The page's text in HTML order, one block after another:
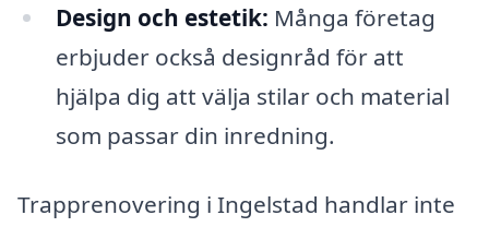
Design och estetik: Många företag
erbjuder också designråd för att
hjälpa dig att välja stilar och material
som passar din inredning.
Trapprenovering i Ingelstad handlar inte